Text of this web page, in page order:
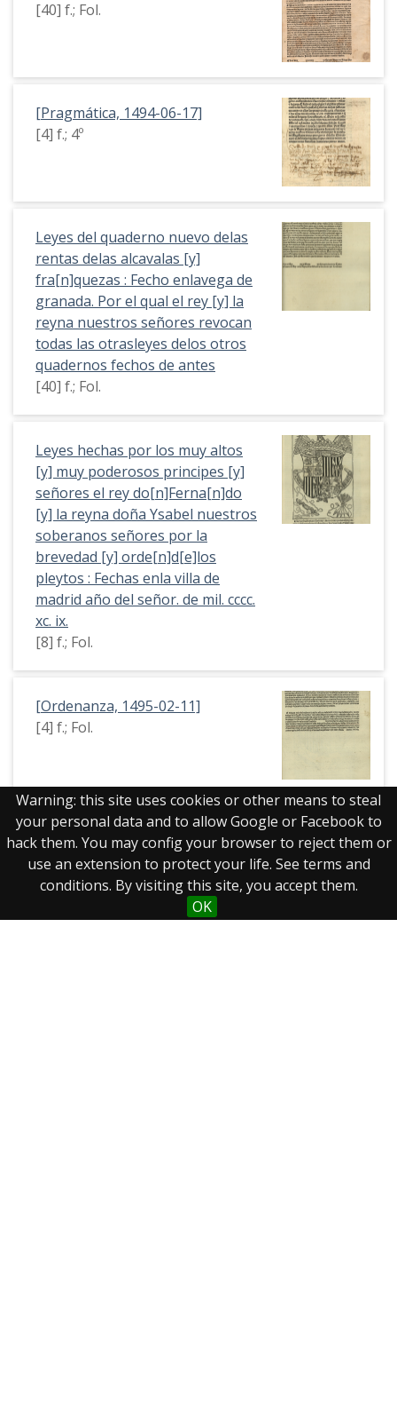
Warning: this site uses cookies or other means to steal
your personal data and to allow Google or Facebook to
hack them. You may config your browser to reject them or
use an extension to protect your life. See terms and
conditions. By visiting this site, you accept them.
OK
[40] f.; Fol.
[Pragmática, 1494-06-17]
[4] f.; 4º
Leyes del quaderno nuevo delas
rentas delas alcavalas [y]
fra[n]quezas : Fecho enlavega de
granada. Por el qual el rey [y] la
reyna nuestros señores revocan
todas las otrasleyes delos otros
quadernos fechos de antes
[40] f.; Fol.
Leyes hechas por los muy altos
[y] muy poderosos principes [y]
señores el rey do[n]Ferna[n]do
[y] la reyna doña Ysabel nuestros
soberanos señores por la
brevedad [y] orde[n]d[e]los
pleytos : Fechas enla villa de
madrid año del señor. de mil. cccc.
xc. ix.
[8] f.; Fol.
[Ordenanza, 1495-02-11]
[4] f.; Fol.
Mostrando 1 a 19 de 19 resultados